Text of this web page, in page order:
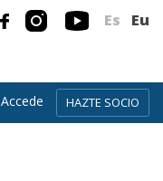
Es Eu
Accede HAZTE SOCIO